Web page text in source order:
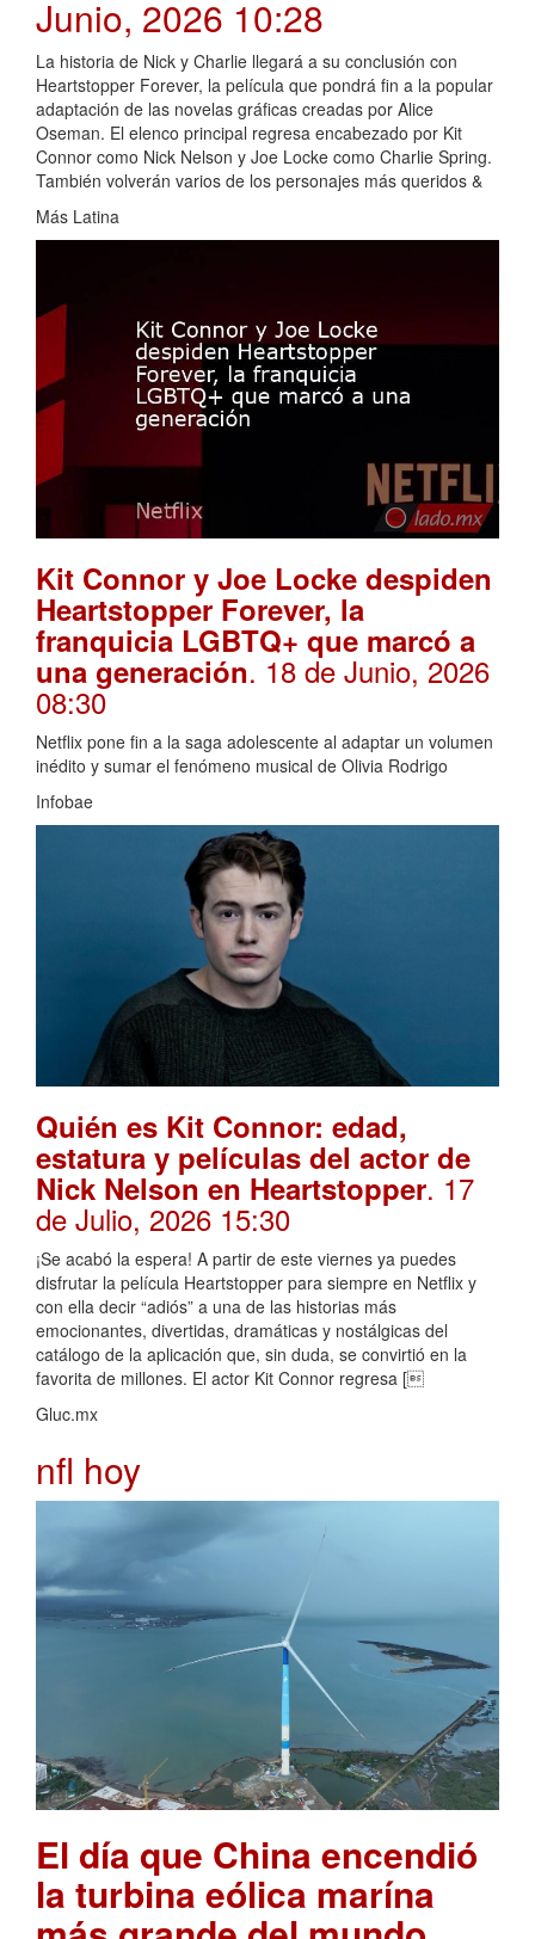
Junio, 2026 10:28
La historia de Nick y Charlie llegará a su conclusión con
Heartstopper Forever, la película que pondrá fin a la popular
adaptación de las novelas gráficas creadas por Alice
Oseman. El elenco principal regresa encabezado por Kit
Connor como Nick Nelson y Joe Locke como Charlie Spring.
También volverán varios de los personajes más queridos &
Más Latina
Kit Connor y Joe Locke despiden
Heartstopper Forever, la
franquicia LGBTQ+ que marcó a
una generación. 18 de Junio, 2026
08:30
Netflix pone fin a la saga adolescente al adaptar un volumen
inédito y sumar el fenómeno musical de Olivia Rodrigo
Infobae
Quién es Kit Connor: edad,
estatura y películas del actor de
Nick Nelson en Heartstopper. 17
de Julio, 2026 15:30
¡Se acabó la espera! A partir de este viernes ya puedes
disfrutar la película Heartstopper para siempre en Netflix y
con ella decir “adiós” a una de las historias más
emocionantes, divertidas, dramáticas y nostálgicas del
catálogo de la aplicación que, sin duda, se convirtió en la
favorita de millones. El actor Kit Connor regresa [
Gluc.mx
nfl hoy
El día que China encendió
la turbina eólica marína